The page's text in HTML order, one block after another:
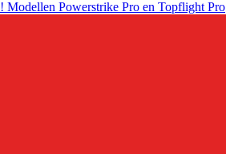
! Modellen Powerstrike Pro en Topflight Pro